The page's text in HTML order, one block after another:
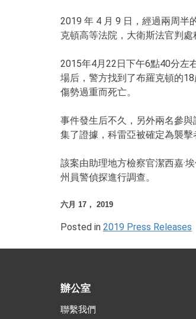
2019 年 4 月 9 日，經過兩周半
克頓高等法院，大衛斯法官判
2015年4月22日下午6點40分左
場后，警方找到了布羅克頓的
傷勢過重而死亡。
事件發生后不久，另外兩名參
集了證據，科雷亞被確定為襲
該案由助理地方檢察官潔西嘉·
州員警偵探進行調查。
六月 17， 2019
Posted in 2019 Press Releases
辦公室
聯繫我們